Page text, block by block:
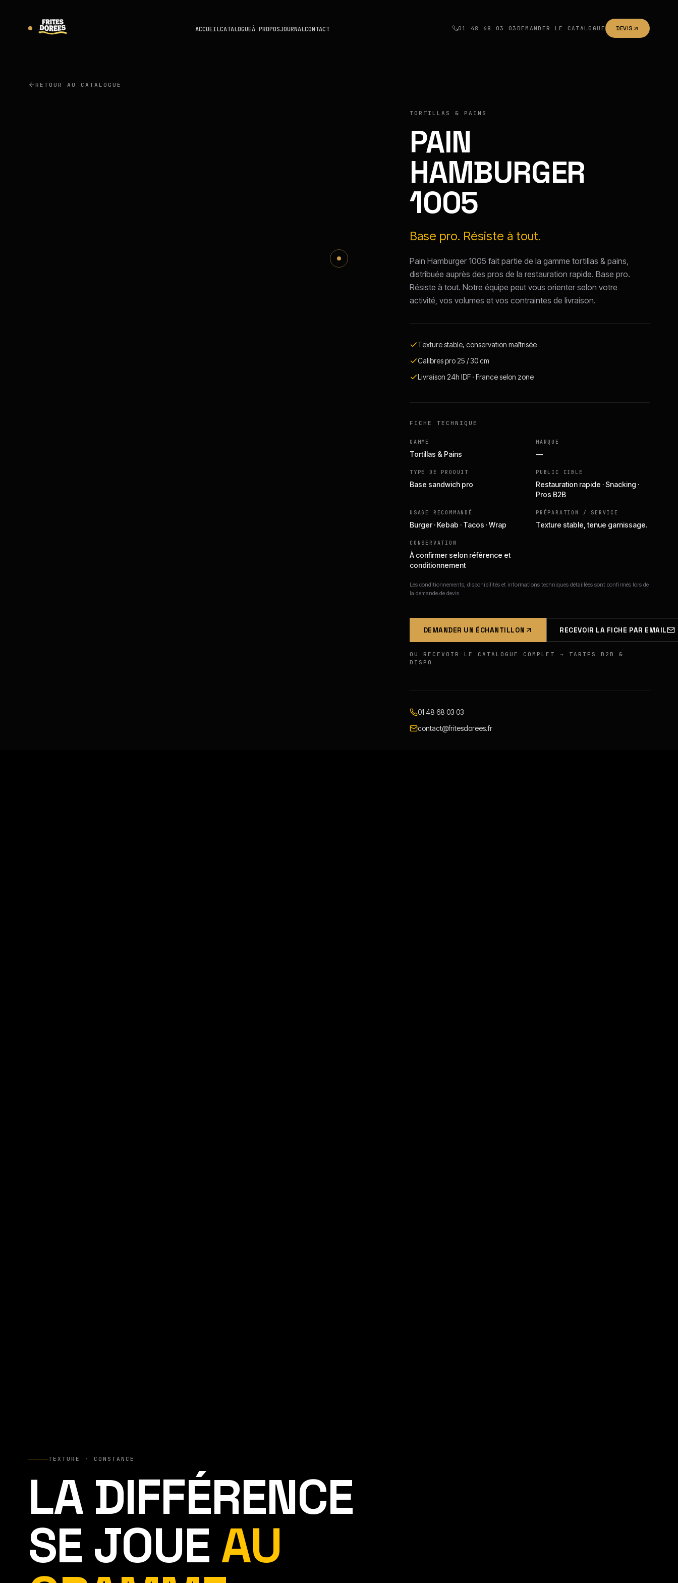
ACCUEILCATALOGUEÀ PROPOSJOURNALCONTACT 01 48 68 03 03 DEMANDER LE CATALOGUE DEVIS
RETOUR AU CATALOGUE
TORTILLAS & PAINS
PAIN
HAMBURGER
1005
Base pro. Résiste à tout.
Pain Hamburger 1005 fait partie de la gamme tortillas & pains,
distribuée auprès des pros de la restauration rapide. Base pro.
Résiste à tout. Notre équipe peut vous orienter selon votre
activité, vos volumes et vos contraintes de livraison.
Texture stable, conservation maîtrisée
Calibres pro 25 / 30 cm
Livraison 24h IDF · France selon zone
FICHE TECHNIQUE
GAMME
Tortillas & Pains
MARQUE
—
TYPE DE PRODUIT
Base sandwich pro
PUBLIC CIBLE
Restauration rapide · Snacking ·
Pros B2B
USAGE RECOMMANDÉ
Burger · Kebab · Tacos · Wrap
PRÉPARATION / SERVICE
Texture stable, tenue garnissage.
CONSERVATION
À confirmer selon référence et
conditionnement
Les conditionnements, disponibilités et informations techniques détaillées sont confirmés lors de
la demande de devis.
DEMANDER UN ÉCHANTILLON RECEVOIR LA FICHE PAR EMAIL
OU RECEVOIR LE CATALOGUE COMPLET → TARIFS B2B &
DISPO
01 48 68 03 03
contact@fritesdorees.fr
TEXTURE · CONSTANCE
LA DIFFÉRENCE
SE JOUEAU